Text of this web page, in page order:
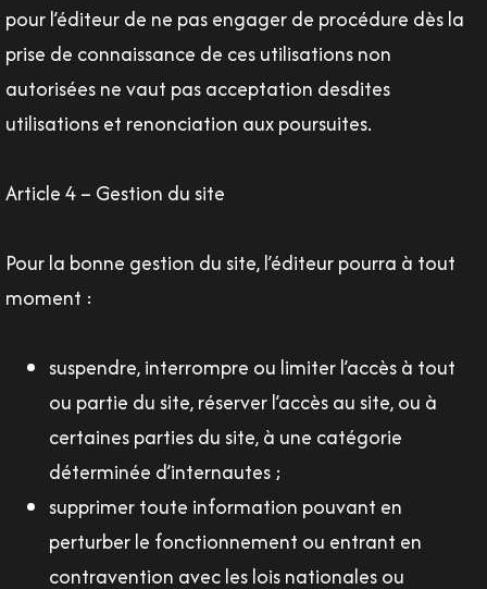
pour l’éditeur de ne pas engager de procédure dès la
prise de connaissance de ces utilisations non
autorisées ne vaut pas acceptation desdites
utilisations et renonciation aux poursuites.
Article 4 – Gestion du site
Pour la bonne gestion du site, l’éditeur pourra à tout
moment :
suspendre, interrompre ou limiter l’accès à tout
ou partie du site, réserver l’accès au site, ou à
certaines parties du site, à une catégorie
déterminée d’internautes ;
supprimer toute information pouvant en
perturber le fonctionnement ou entrant en
contravention avec les lois nationales ou